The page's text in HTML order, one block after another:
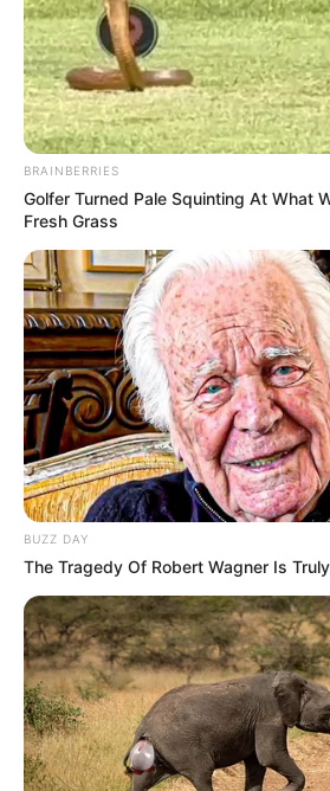
BRAINBERRIES
Golfer Turned Pale Squinting At What
Fresh Grass
BUZZ DAY
The Tragedy Of Robert Wagner Is